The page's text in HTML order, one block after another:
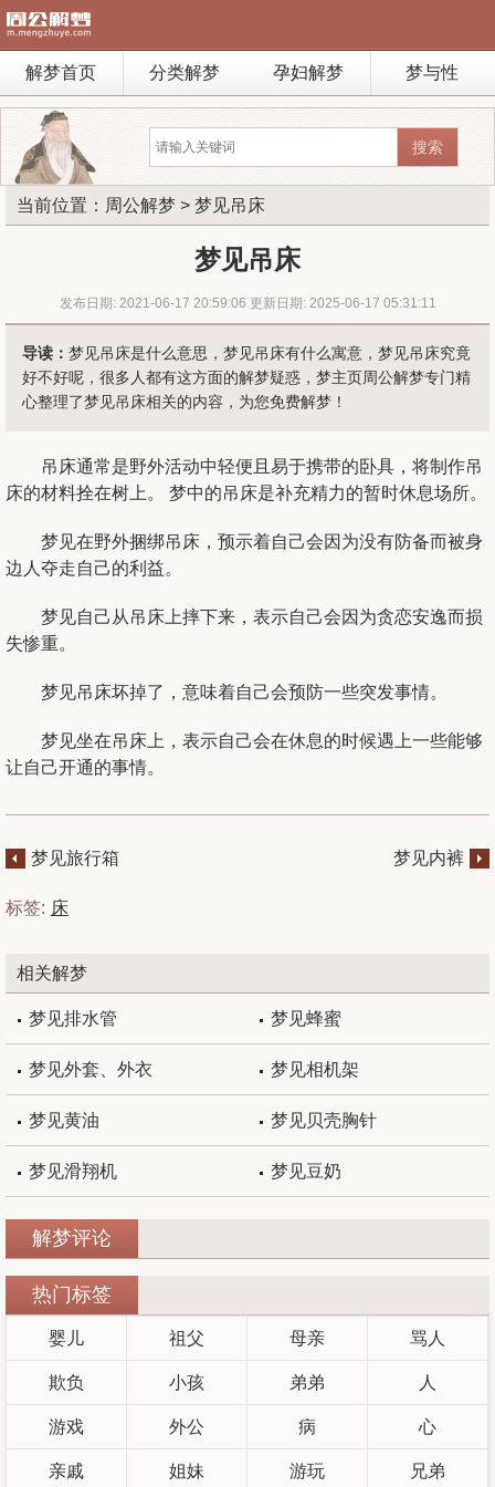
解梦首页 分类解梦 孕妇解梦 梦与性
当前位置： 周公解梦 > 梦见吊床
梦见吊床
发布日期: 2021-06-17 20:59:06 更新日期: 2025-06-17 05:31:11
导读： 梦见吊床是什么意思，梦见吊床有什么寓意，梦见吊床究竟
好不好呢，很多人都有这方面的解梦疑惑，梦主页周公解梦专门精
心整理了梦见吊床相关的内容，为您免费解梦！
吊床通常是野外活动中轻便且易于携带的卧具，将制作吊
床的材料拴在树上。 梦中的吊床是补充精力的暂时休息场所。
梦见在野外捆绑吊床，预示着自己会因为没有防备而被身
边人夺走自己的利益。
梦见自己从吊床上摔下来，表示自己会因为贪恋安逸而损
失惨重。
梦见吊床坏掉了，意味着自己会预防一些突发事情。
梦见坐在吊床上，表示自己会在休息的时候遇上一些能够
让自己开通的事情。
梦见旅行箱 梦见内裤
标签: 床
相关解梦
梦见排水管 梦见蜂蜜
梦见外套、外衣 梦见相机架
梦见黄油 梦见贝壳胸针
梦见滑翔机 梦见豆奶
解梦评论
热门标签
婴儿 祖父 母亲 骂人
欺负 小孩 弟弟 人
游戏 外公 病 心
亲戚 姐妹 游玩 兄弟